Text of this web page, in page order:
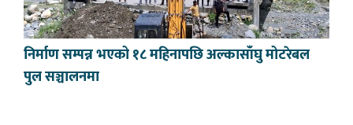
निर्माण सम्पन्न भएको १८ महिनापछि अल्कासाँघु मोटरेबल
पुल सञ्चालनमा